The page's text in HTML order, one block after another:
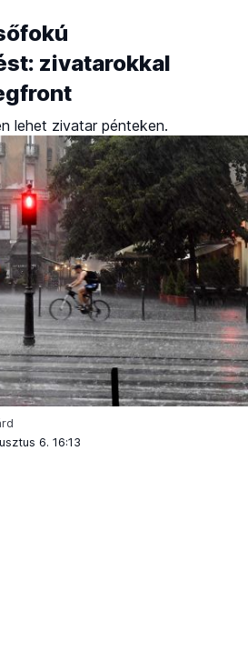
zivatarokkal
lehet zivatar pénteken.
6. 16:13